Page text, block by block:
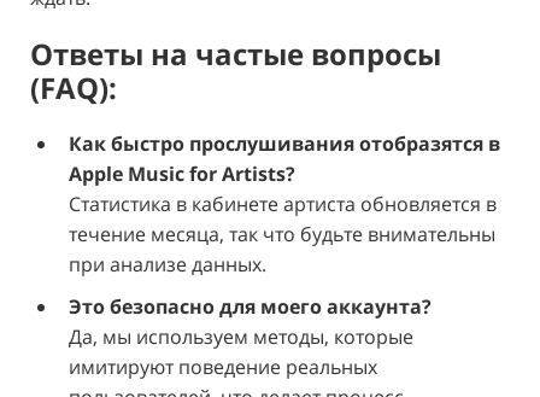
Ответы на частые вопросы
(FAQ):
Как быстро прослушивания отобразятся в
Apple Music for Artists?
Статистика в кабинете артиста обновляется в
течение месяца, так что будьте внимательны
при анализе данных.
Это безопасно для моего аккаунта?
Да, мы используем методы, которые
имитируют поведение реальных